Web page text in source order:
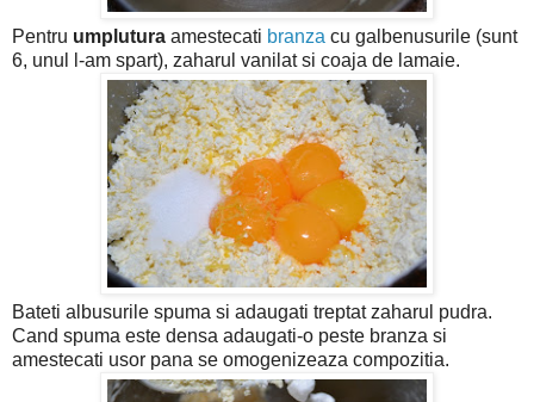
Pentru umplutura amestecati branza cu galbenusurile (sunt
6, unul l-am spart), zaharul vanilat si coaja de lamaie.
Bateti albusurile spuma si adaugati treptat zaharul pudra.
Cand spuma este densa adaugati-o peste branza si
amestecati usor pana se omogenizeaza compozitia.